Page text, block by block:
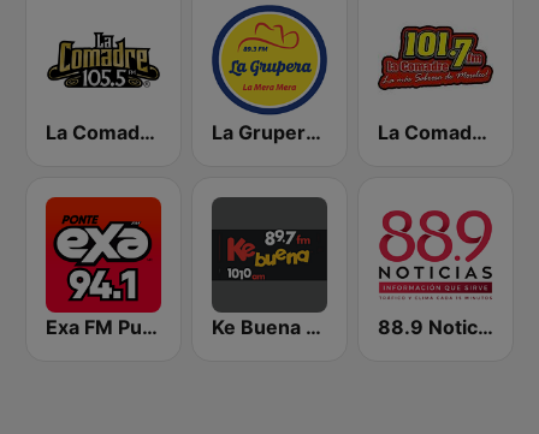
La Comadre 105.5 FM La Grupera 89.3 FM La Comadre 101.7
Exa FM Puebla Ke Buena 89.7 FM 88.9 Noticias